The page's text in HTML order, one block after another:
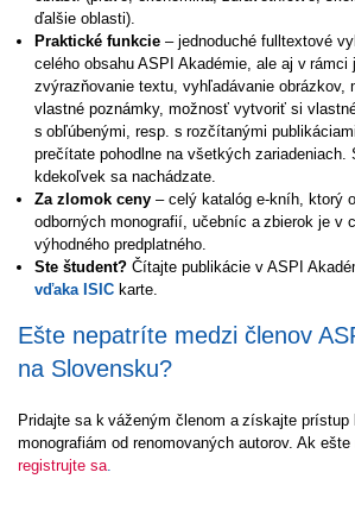
ďalšie oblasti).
Praktické funkcie – jednoduché fulltextové
celého obsahu ASPI Akadémie, ale aj v rámci
zvýrazňovanie textu, vyhľadávanie obrázkov,
vlastné poznámky, možnosť vytvoriť si
s obľúbenými, resp. s rozčítanými
prečítate pohodlne na všetkých zariadeniach.
kdekoľvek sa nachádzate.
Za zlomok ceny – celý katalóg e-kníh, ktorý
odborných monografií, učebníc a zbierok je v
výhodného predplatného.
Ste študent? Čítajte publikácie v ASPI
vďaka ISIC karte.
Ešte nepatríte medzi členov
na Slovensku?
Pridajte sa k váženým členom a získajte prístup
monografiám od renomovaných autorov. Ak
registrujte sa.